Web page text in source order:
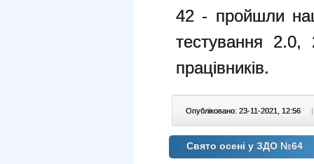
42 - пройшли
тестування
працівників.
Опубліковано: 23-11-2021, 12:56 |
Свято осені у ЗДО №64